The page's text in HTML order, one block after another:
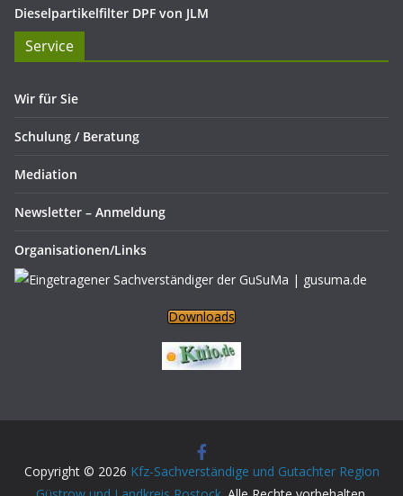
Dieselpartikelfilter DPF von JLM
Service
Wir für Sie
Schulung / Beratung
Mediation
Newsletter – Anmeldung
Organisationen/Links
Downloads
Copyright © 2026 Kfz-Sachverständige und Gutachter Region